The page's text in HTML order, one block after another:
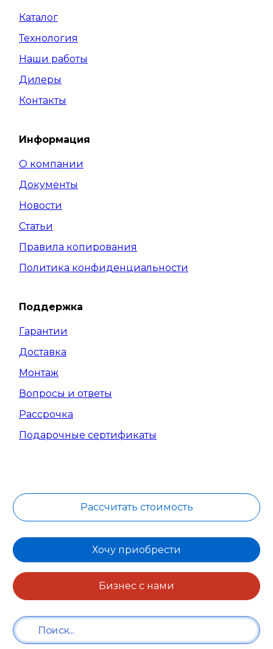
Каталог
Технология
Наши работы
Дилеры
Контакты
Информация
О компании
Документы
Новости
Статьи
Правила копирования
Политика конфиденциальности
Поддержка
Гарантии
Доставка
Монтаж
Вопросы и ответы
Рассрочка
Подарочные сертификаты
Рассчитать стоимость
Хочу приобрести
Бизнес с нами